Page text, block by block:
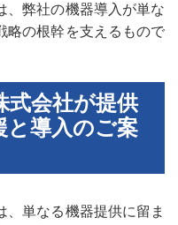
、弊社の機器導入が単な
略の根幹を支えるもので
式会社が提供
と導入のご案
、単なる機器提供に留ま